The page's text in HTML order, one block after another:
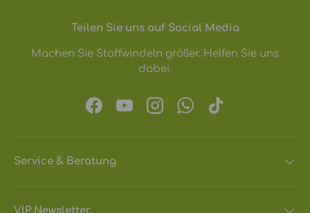
Teilen Sie uns auf Social Media
Machen Sie Stoffwindeln größer. Helfen Sie uns
dabei.
FacebookYouTubeInstagramWhatsApp
TikTok
Service & Beratung
VIP Newsletter